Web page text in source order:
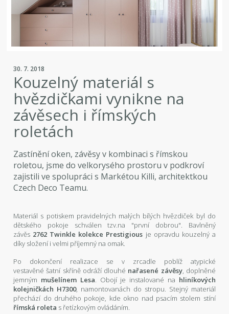
30. 7. 2018
Kouzelný materiál s
hvězdičkami vynikne na
závěsech i římských
roletách
Zastínění oken, závěsy v kombinaci s římskou
roletou, jsme do velkorysého prostoru v podkroví
zajistili ve spolupráci s Markétou Killi, architektkou
Czech Deco Teamu.
Materiál s potiskem pravidelných malých bílých hvězdiček byl do
dětského pokoje schválen tzv.na "první dobrou". Bavlněný
závěs 2762 Twinkle kolekce Prestigious je opravdu kouzelný a
díky složení i velmi příjemný na omak.
Po dokončení realizace se v zrcadle poblíž atypické
vestavěné šatní skříně odráží dlouhé nařasené závěsy, doplněné
jemným mušelínem Lesa. Obojí je instalované na hliníkových
kolejničkách H7300, namontovanách do stropu. Stejný materiál
přechází do druhého pokoje, kde okno nad psacím stolem stíní
římská roleta s řetízkovým ovládáním.